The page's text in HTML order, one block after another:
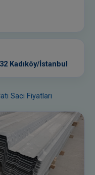
Kadıköy/İstanbul
Sacı Fiyatları